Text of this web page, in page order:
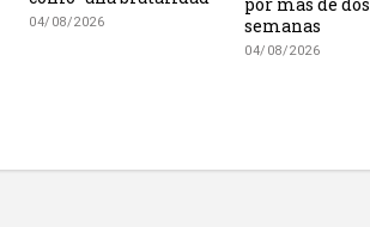
04/08/2026
semanas
04/08/2026